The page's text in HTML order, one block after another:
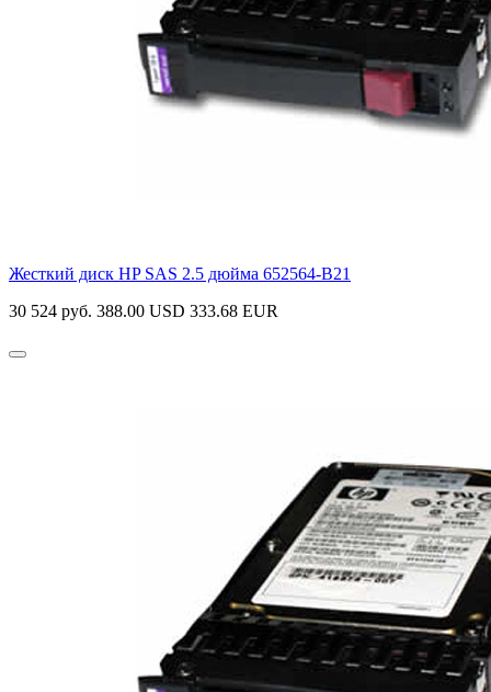
Жесткий диск HP SAS 2.5 дюйма 652564-B21
30 524 руб. 388.00 USD 333.68 EUR